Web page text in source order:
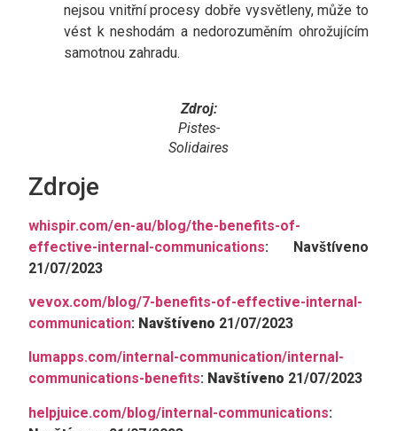
nejsou vnitřní procesy dobře vysvětleny, může to
vést k neshodám a nedorozuměním ohrožujícím
samotnou zahradu.
Zdroj:
Pistes-
Solidaires
Zdroje
whispir.com/en-au/blog/the-benefits-of-
effective-internal-communications: Navštíveno
21/07/2023
vevox.com/blog/7-benefits-of-effective-internal-
communication: Navštíveno 21/07/2023
lumapps.com/internal-communication/internal-
communications-benefits: Navštíveno 21/07/2023
helpjuice.com/blog/internal-communications: